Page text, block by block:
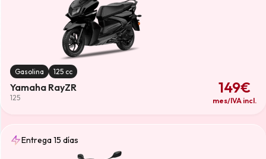
Gasolina 125 cc
Yamaha RayZR
125
149€
mes/IVA incl.
Entrega 15 días